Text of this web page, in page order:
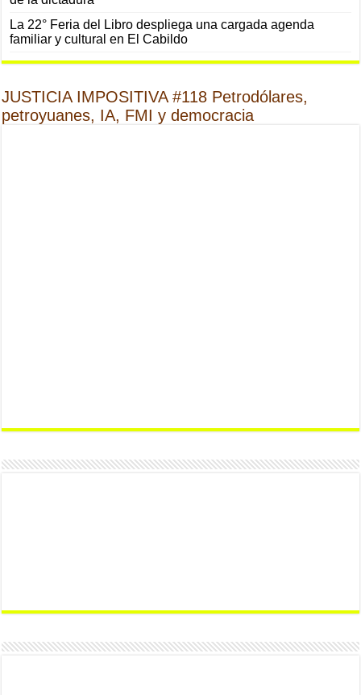
La 22° Feria del Libro despliega una cargada agenda
familiar y cultural en El Cabildo
JUSTICIA IMPOSITIVA #118 Petrodólares,
petroyuanes, IA, FMI y democracia